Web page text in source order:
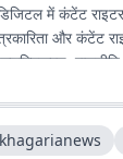
में कंटेंट
और कंटेंट
सशक्तिकरण,
का क्षेत्र है। इसके
हिंदी कविता और
लगाव है और वे
khagarianews